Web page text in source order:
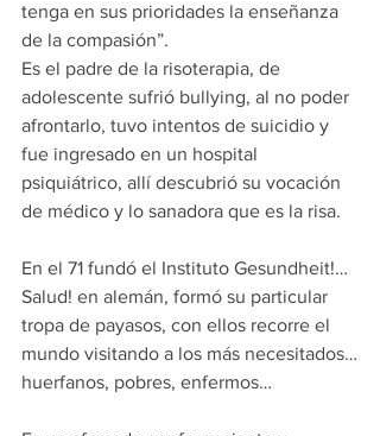
tenga en sus prioridades la enseñanza
de la compasión”.
Es el padre de la risoterapia, de
adolescente sufrió bullying, al no poder
afrontarlo, tuvo intentos de suicidio y
fue ingresado en un hospital
psiquiátrico, allí descubrió su vocación
de médico y lo sanadora que es la risa.
En el 71 fundó el Instituto Gesundheit!…
Salud! en alemán, formó su particular
tropa de payasos, con ellos recorre el
mundo visitando a los más necesitados…
huerfanos, pobres, enfermos…